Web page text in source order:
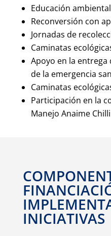
Educación ambiental
Reconversión con
Jornadas de
Caminatas
Apoyo en la
de la emergencia
Caminatas
Participación en la
Manejo Anaime Chilli
INICIATIVAS